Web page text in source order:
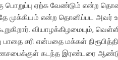
பொறுப்பு ஏற்க வேண்டும் என்ற
முக்கியம் என்ற தொனிப்பட
வியாழக்கிழமையும்,
பாதை சரி என்பதை மக்கள்
கடந்த இரண்டரை